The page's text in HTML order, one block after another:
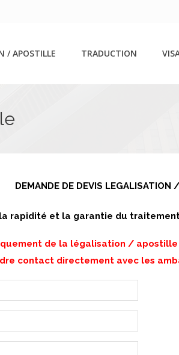
/ APOSTILLE TRADUCTION
DEMANDE DE DEVIS LEGALISATION
la rapidité et la garantie du
de la légalisation /
contact directement avec les